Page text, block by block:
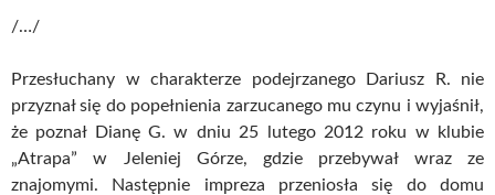
/…/
Przesłuchany w charakterze podejrzanego Dariusz R. nie
przyznał się do popełnienia zarzucanego mu czynu i wyjaśnił,
że poznał Dianę G. w dniu 25 lutego 2012 roku w klubie
„Atrapa” w Jeleniej Górze, gdzie przebywał wraz ze
znajomymi. Następnie impreza przeniosła się do domu